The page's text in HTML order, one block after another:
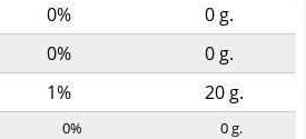
0% 0 g.
0% 0 g.
1% 20 g.
0% 0g.